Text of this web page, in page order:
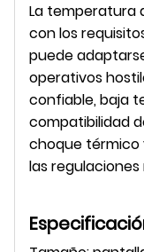
La temperatura
con los
puede
operativos
confiable, baja
compatibilidad
choque térmico
las